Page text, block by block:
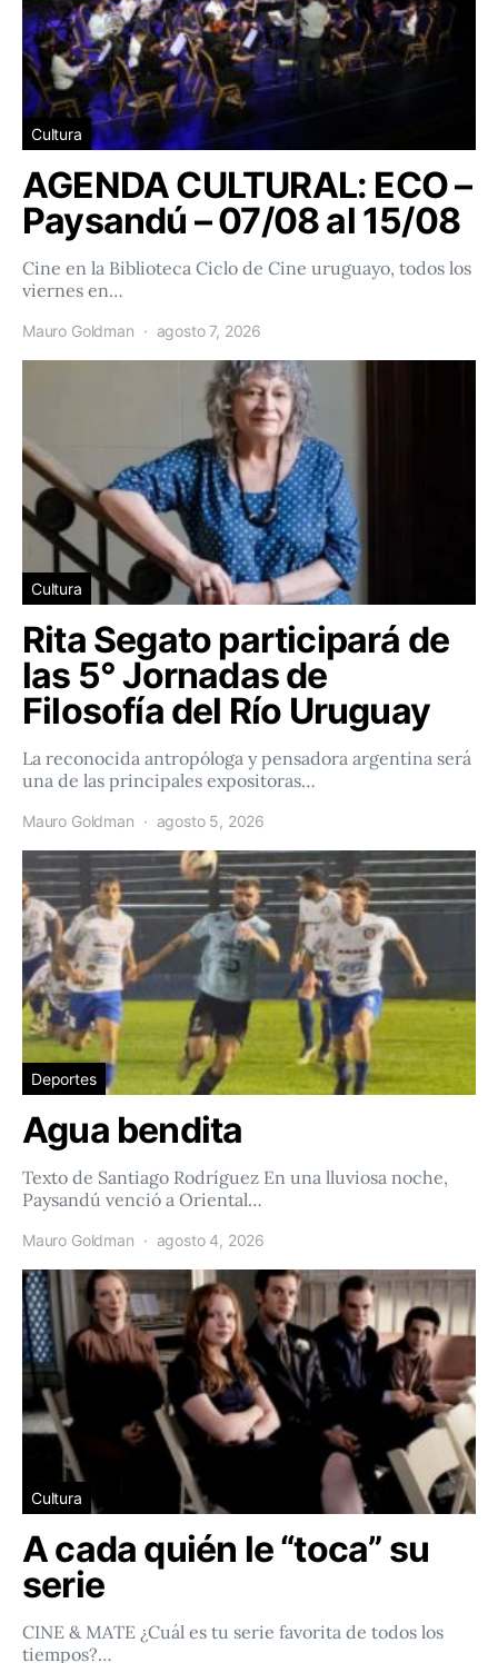
Cultura
AGENDA CULTURAL: ECO –
Paysandú – 07/08 al 15/08
Cine en la Biblioteca Ciclo de Cine uruguayo, todos los
viernes en…
Mauro Goldman agosto 7, 2026
Cultura
Rita Segato participará de
las 5° Jornadas de
Filosofía del Río Uruguay
La reconocida antropóloga y pensadora argentina será
una de las principales expositoras…
Mauro Goldman agosto 5, 2026
Deportes
Agua bendita
Texto de Santiago Rodríguez En una lluviosa noche,
Paysandú venció a Oriental…
Mauro Goldman agosto 4, 2026
Cultura
A cada quién le “toca” su
serie
CINE & MATE ¿Cuál es tu serie favorita de todos los
tiempos?…